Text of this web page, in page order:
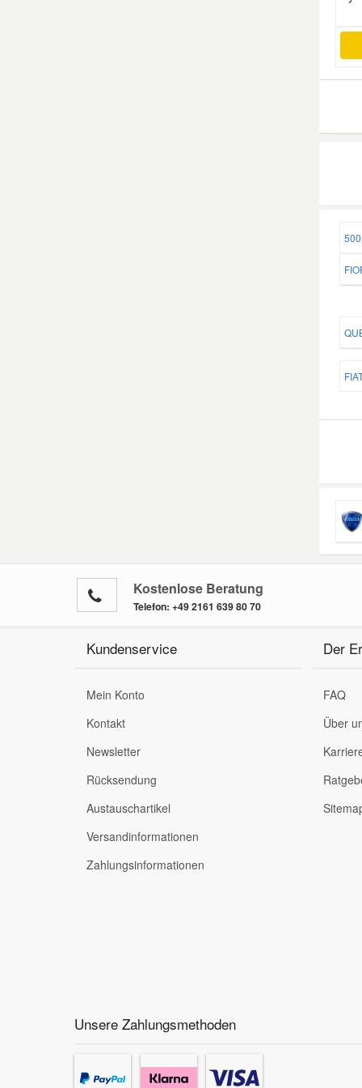
Kostenlose Beratung
Telefon: +49 2161 639 80 70
Kundenservice
Mein Konto
Kontakt
Newsletter
Rücksendung
Austauschartikel
Versandinformationen
Zahlungsinformationen
Der
FAQ
Über
Unsere Zahlungsmethoden
Volvo Ersatzteile